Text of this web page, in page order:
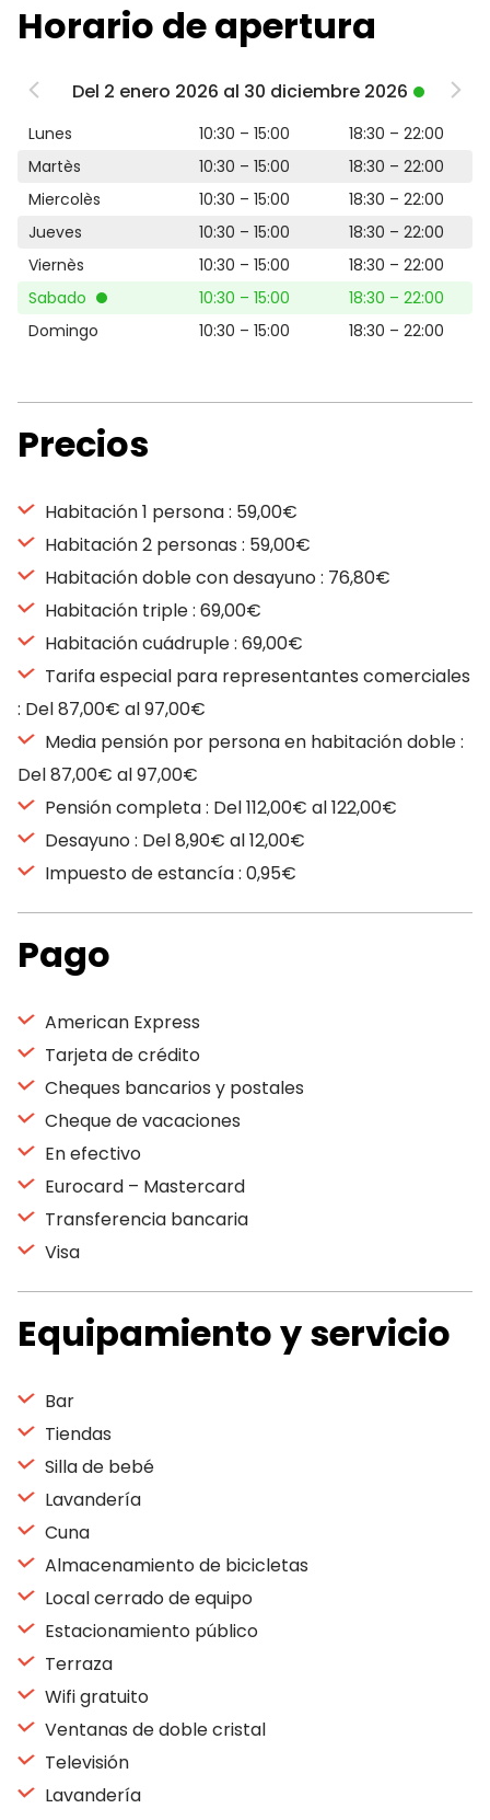
Horario de apertura
Del 2 enero 2026 al 30 diciembre 2026
Lunes 10:30 – 15:00
18:30 – 22:00
Martès
10:30 – 15:00
18:30 – 22:00
Miercolès
10:30 – 15:00
18:30 – 22:00
Jueves
10:30 – 15:00
18:30 – 22:00
Viernès
10:30 – 15:00
18:30 – 22:00
Sabado
10:30 – 15:00
18:30 – 22:00
Domingo
10:30 – 15:00 18:30 – 22:00
Precios
Habitación 1 persona : 59,00€
Habitación 2 personas : 59,00€
Habitación doble con desayuno : 76,80€
Habitación triple : 69,00€
Habitación cuádruple : 69,00€
Tarifa especial para representantes comerciales
: Del 87,00€ al 97,00€
Media pensión por persona en habitación doble :
Del 87,00€ al 97,00€
Pensión completa : Del 112,00€ al 122,00€
Desayuno : Del 8,90€ al 12,00€
Impuesto de estancía : 0,95€
Pago
American Express
Tarjeta de crédito
Cheques bancarios y postales
Cheque de vacaciones
En efectivo
Eurocard – Mastercard
Transferencia bancaria
Visa
Equipamiento y servicio
Bar
Tiendas
Silla de bebé
Lavandería
Cuna
Almacenamiento de bicicletas
Local cerrado de equipo
Estacionamiento público
Terraza
Wifi gratuito
Ventanas de doble cristal
Televisión
Lavandería